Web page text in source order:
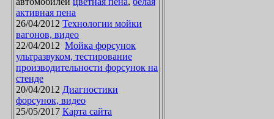
активная пена
26/04/2012 Технологии мойки
вагонов, видео
22/04/2012 Мойка форсунок
ультразвуком, тестирование
производительности форсунок на
стенде
20/04/2012 Диагностики
форсунок, видео
25/05/2017 Карта сайта